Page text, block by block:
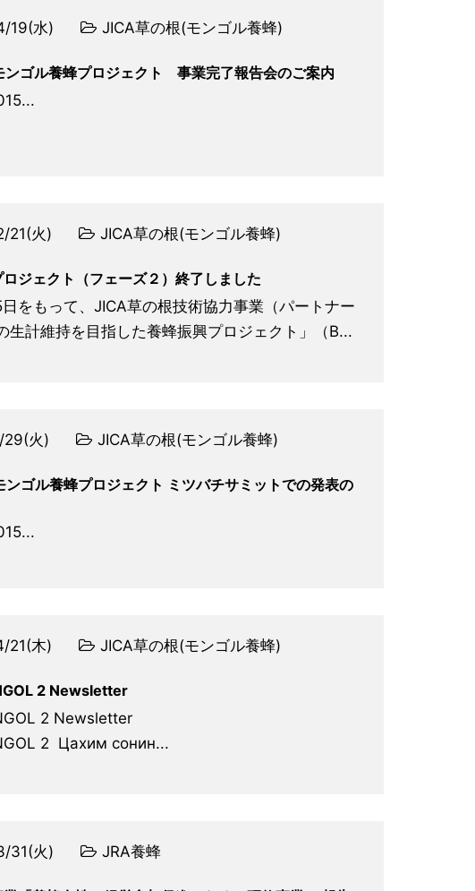
19(水) JICA草の根(モンゴル養蜂)
ンゴル養蜂プロジェクト 事業完了報告会のご案内
21(火) JICA草の根(モンゴル養蜂)
ジェクト（フェーズ２）終了しました
をもって、JICA草の根技術協力事業（パートナー
生計維持を目指した養蜂振興プロジェクト」（B...
29(火) JICA草の根(モンゴル養蜂)
ンゴル養蜂プロジェクト ミツバチサミットでの発表の
21(木) JICA草の根(モンゴル養蜂)
2 Newsletter
2 Newsletter
2 Цахим сонин...
31(火) JRA養蜂